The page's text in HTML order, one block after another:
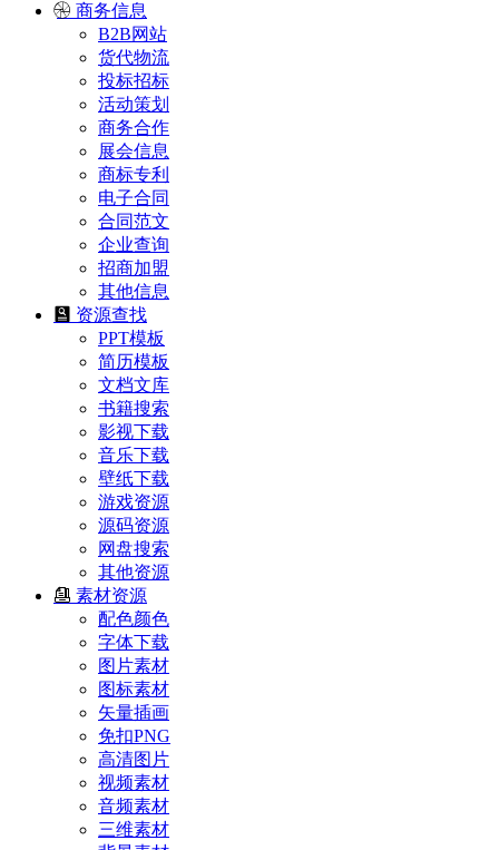
商务信息
B2B网站
货代物流
投标招标
活动策划
商务合作
展会信息
商标专利
电子合同
合同范文
企业查询
招商加盟
其他信息
资源查找
PPT模板
简历模板
文档文库
书籍搜索
影视下载
音乐下载
壁纸下载
游戏资源
源码资源
网盘搜索
其他资源
素材资源
配色颜色
字体下载
图片素材
图标素材
矢量插画
免扣PNG
高清图片
视频素材
音频素材
三维素材